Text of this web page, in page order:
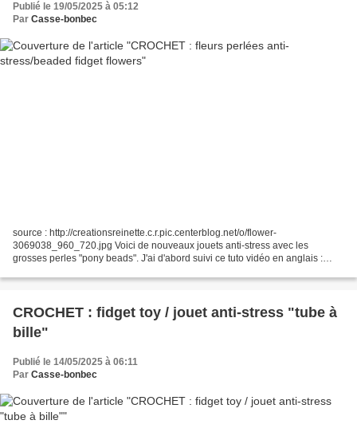
Publié le 19/05/2025 à 05:12
Par Casse-bonbec
source : http://creationsreinette.c.r.pic.centerblog.net/o/flower-
3069038_960_720.jpg Voici de nouveaux jouets anti-stress avec les
grosses perles "pony beads". J'ai d'abord suivi ce tuto vidéo en anglais :
CROCHET : fidget toy / jouet anti-stress "tube à
bille"
Publié le 14/05/2025 à 06:11
Par Casse-bonbec